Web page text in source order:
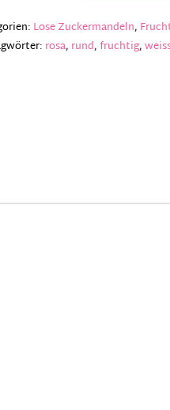
Wassermelone
Menge
Lose Zuckermandeln,
rosa, rund,fruchtig,